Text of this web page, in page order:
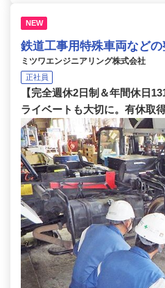
NEW
鉄道工事用特殊車両など
ミツワエンジニアリング株式会社
正社員
【完全週休2日制＆年間休日
ライベートも大切に。有休取